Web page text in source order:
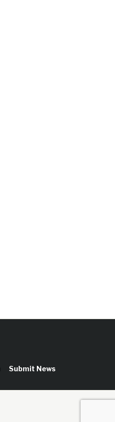
Submit News